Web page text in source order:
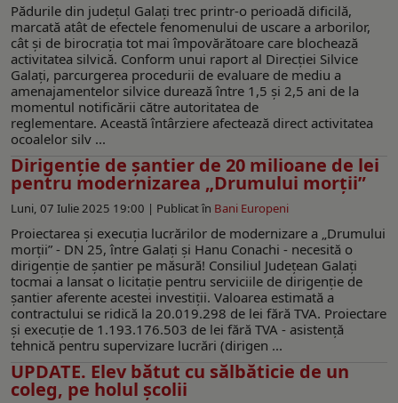
Pădurile din județul Galați trec printr-o perioadă dificilă,
marcată atât de efectele fenomenului de uscare a arborilor,
cât și de birocrația tot mai împovărătoare care blochează
activitatea silvică. Conform unui raport al Direcției Silvice
Galați, parcurgerea procedurii de evaluare de mediu a
amenajamentelor silvice durează între 1,5 și 2,5 ani de la
momentul notificării către autoritatea de
reglementare. Această întârziere afectează direct activitatea
ocoalelor silv ...
Dirigenţie de şantier de 20 milioane de lei
pentru modernizarea „Drumului morţii”
Luni, 07 Iulie 2025 19:00 | Publicat în Bani Europeni
Proiectarea şi execuţia lucrărilor de modernizare a „Drumului
morţii” - DN 25, între Galați și Hanu Conachi - necesită o
dirigenţie de şantier pe măsură! Consiliul Judeţean Galaţi
tocmai a lansat o licitaţie pentru serviciile de dirigenţie de
şantier aferente acestei investiţii. Valoarea estimată a
contractului se ridică la 20.019.298 de lei fără TVA. Proiectare
şi execuţie de 1.193.176.503 de lei fără TVA - asistență
tehnică pentru supervizare lucrări (dirigen ...
UPDATE. Elev bătut cu sălbăticie de un
coleg, pe holul școlii